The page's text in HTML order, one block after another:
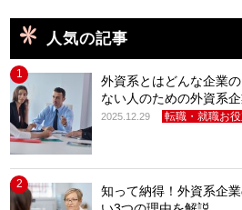
人気の記事
1
外資系とはどんな企業
ない人のための外資系
2025.12.29 転職・就職お
2
知って納得！外資系企